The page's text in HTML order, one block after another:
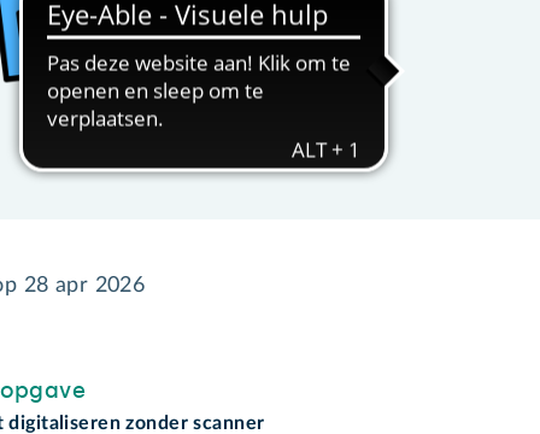
28 apr 2026
digitaliseren zonder scanner